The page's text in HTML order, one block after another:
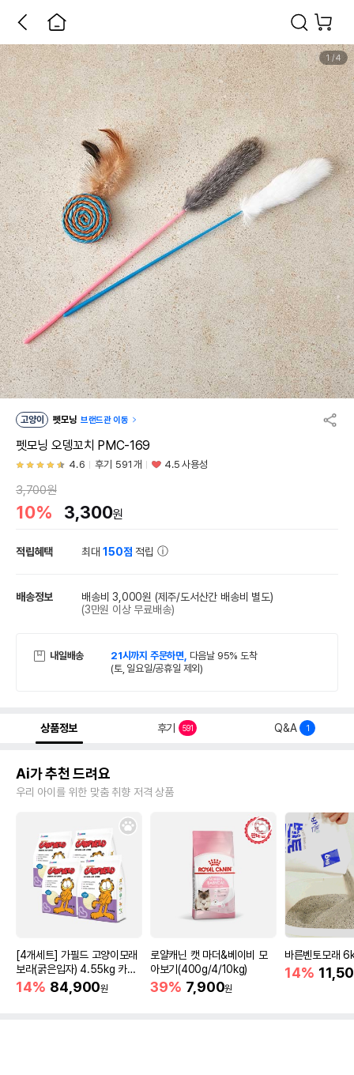
1 /4
고양이 펫모닝 브랜드관 이동
펫모닝 오뎅꼬치 PMC-169
4.6 후기 591개 4.5 사용성
3,700원
10% 3,300원
적립혜택 최대150점 적립
배송정보 배송비 3,000원 (제주/도서산간 배송비 별도)
(3만원 이상 무료배송)
내일배송 21시까지 주문하면, 다음날 95% 도착
(토, 일요일/공휴일 제외)
상품정보 후기 591 Q&A 1
Ai가 추천 드려요
우리 아이를 위한 맞춤 취향 저격 상품
[4개세트] 가필드 고양이모래
보라(굵은입자) 4.55kg 카사
바모래
14% 84,900원
로얄캐닌 캣 마더&베이비 모
아보기(400g/4/10kg)
39% 7,900원
바른벤토모래
14%